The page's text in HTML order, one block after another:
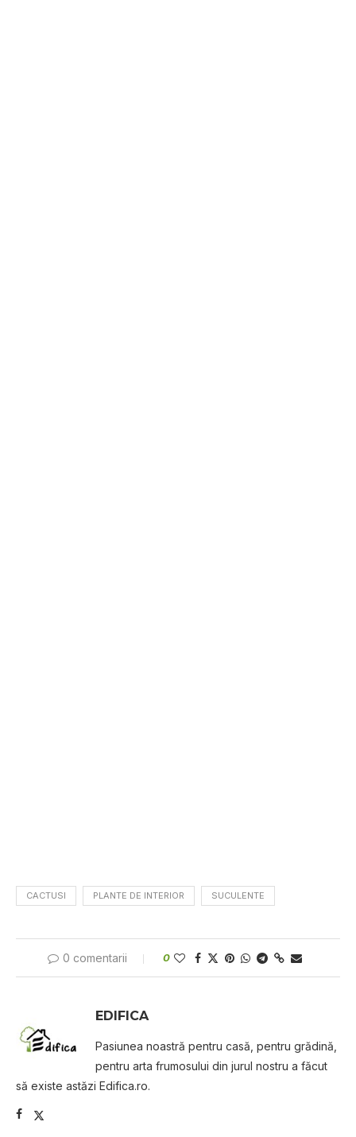
CACTUSI PLANTE DE INTERIOR SUCULENTE
0 comentarii 0
EDIFICA
Pasiunea noastră pentru casă, pentru grădină,
pentru arta frumosului din jurul nostru a făcut
să existe astăzi Edifica.ro.